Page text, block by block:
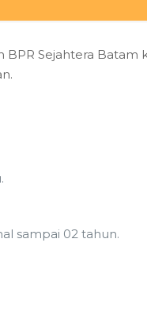
BPR Sejahtera
sampai 02 tahun.